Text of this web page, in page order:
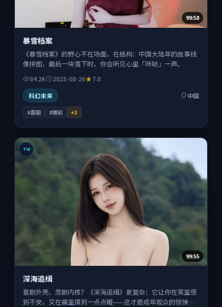
99:58
暴雪档案
《暴雪档案》的野心不在场面，在结构：中国大陆年的故事线
像拼图，最后一块落下时，你会听见心里「咔哒」一声。
84.2K 2023-08-26
7.0
科幻未来
中国
#喜剧 #臻彩 +3
TW
99:55
深海追缉
喜剧外壳、悲剧内核？《深海追缉》更复杂：它让你在笑里感
到不安，又在痛里摸到一点点暖——这才是成年观众的惊悚体